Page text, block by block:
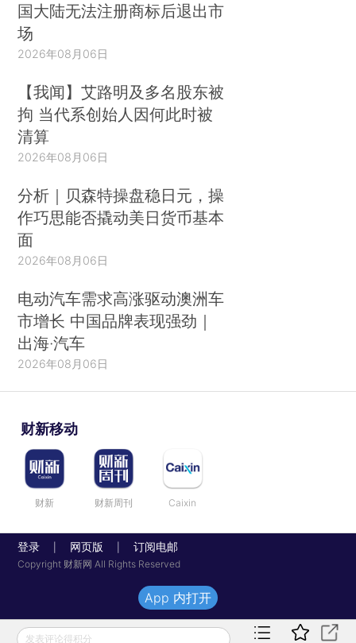
国大陆无法注册商标后退出市
场
2026年08月06日
【我闻】艾路明及多名股东被
拘 当代系创始人因何此时被
清算
2026年08月06日
分析｜贝森特操盘稳日元，操
作巧思能否撬动美日货币基本
面
2026年08月06日
电动汽车需求高涨驱动澳洲车
市增长 中国品牌表现强劲｜
出海·汽车
2026年08月06日
财新移动
财新 财新周刊 Caixin
登录 网页版 订阅电邮
Copyright 财新网 All Rights Reserved
发表评论得积分
App 内打开